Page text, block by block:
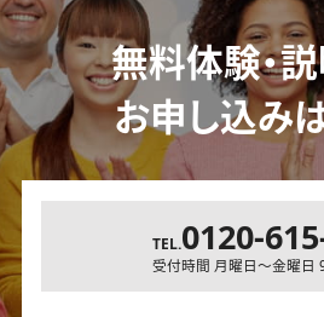
無料体験・
お申し込み
TEL.0120-
受付時間 月曜日～金曜日